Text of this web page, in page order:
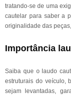
tratando-se de uma
cautelar para saber a
originalidade das
Importância
Saiba que o laudo
estruturais do veículo,
sejam levantadas,